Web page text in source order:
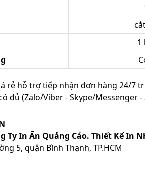
1
rẻ hỗ trợ tiếp nhận đơn hàng 24/7
đủ (Zalo/Viber - Skype/Messenger -
Ty In Ấn Quảng Cáo. Thiết Kế In
5, quận Bình Thạnh, TP.HCM